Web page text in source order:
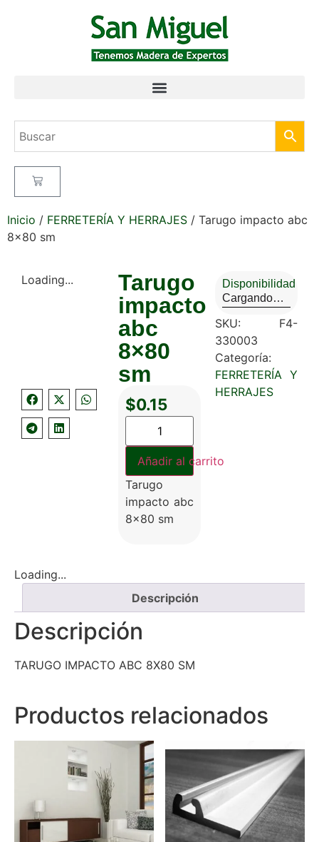
Inicio / FERRETERÍA Y HERRAJES / Tarugo impacto abc
8×80 sm
Loading...
Tarugo
impacto
abc
8×80
sm
$0.15
Añadir al carrito
Tarugo
impacto abc
8×80 sm
Disponibilidad
Cargando…
SKU: F4-
330003
Categoría:
FERRETERÍA Y
HERRAJES
Loading...
Descripción
Descripción
TARUGO IMPACTO ABC 8X80 SM
Productos relacionados